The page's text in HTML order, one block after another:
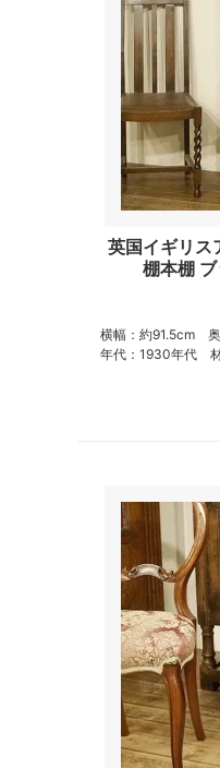
英国イギリス
棚本棚
横幅：約91.5cm
年代：1930年代